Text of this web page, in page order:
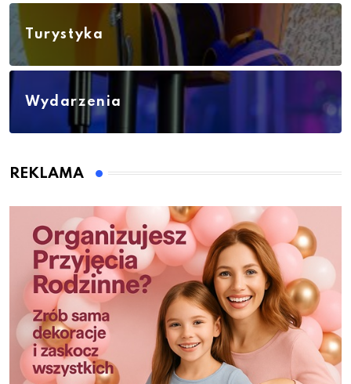
Turystyka
Wydarzenia
REKLAMA